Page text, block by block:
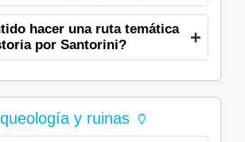
hacer una ruta temática
por Santorini?
y ruinas 🏺